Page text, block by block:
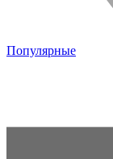
Популярные